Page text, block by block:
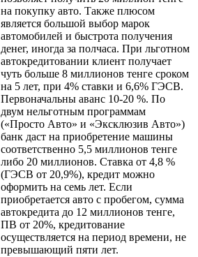
на покупку авто. Также плюсом
является большой выбор марок
автомобилей и быстрота получения
денег, иногда за полчаса. При льготном
автокредитовании клиент получает
чуть больше 8 миллионов тенге сроком
на 5 лет, при 4% ставки и 6,6% ГЭСВ.
Первоначальны аванс 10-20 %. По
двум нельготным программам
(«Просто Авто» и «Эксклюзив Авто»)
банк даст на приобретение машины
соответственно 5,5 миллионов тенге
либо 20 миллионов. Ставка от 4,8 %
(ГЭСВ от 20,9%), кредит можно
оформить на семь лет. Если
приобретается авто с пробегом, сумма
автокредита до 12 миллионов тенге,
ПВ от 20%, кредитование
осуществляется на период времени, не
превышающий пяти лет.